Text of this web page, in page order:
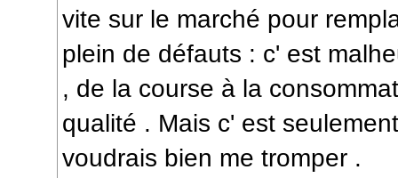
vite sur le marché pour
plein de défauts : c' est
, de la course à la
qualité . Mais c' est
voudrais bien me tromper .